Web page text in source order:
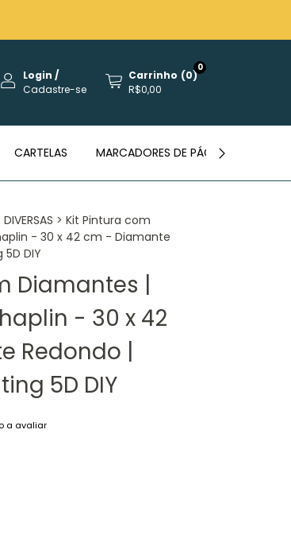
Login /
Cadastre-se
0
Carrinho (0)
R$0,00
CARTELAS MARCADORES DE PÁGINAS
DIVERSAS > Kit Pintura com
- 30 x 42 cm - Diamante
DIY
Diamantes |
- 30 x 42
Redondo |
5D DIY
a avaliar